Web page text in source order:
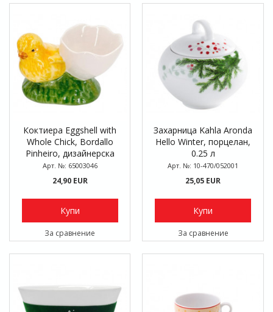
Коктиера Eggshell with
Whole Chick, Bordallo
Pinheiro, дизайнерска
керамика, 9 х 6 см
Арт. №: 65003046
24,90 EUR
Купи
За сравнение
Захарница Kahla Aronda
Hello Winter, порцелан,
0.25 л
Арт. №: 10-470/052001
25,05 EUR
Купи
За сравнение